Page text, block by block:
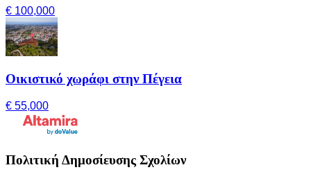
€ 100,000
Οικιστικό χωράφι στην Πέγεια
€ 55,000
Πολιτική Δημοσίευσης Σχολίων